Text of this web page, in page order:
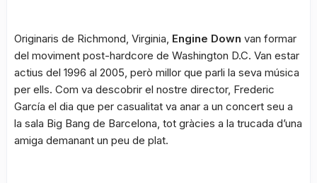
Originaris de Richmond, Virginia, Engine Down van formar
del moviment post-hardcore de Washington D.C. Van estar
actius del 1996 al 2005, però millor que parli la seva música
per ells. Com va descobrir el nostre director, Frederic
García el dia que per casualitat va anar a un concert seu a
la sala Big Bang de Barcelona, tot gràcies a la trucada d’una
amiga demanant un peu de plat.